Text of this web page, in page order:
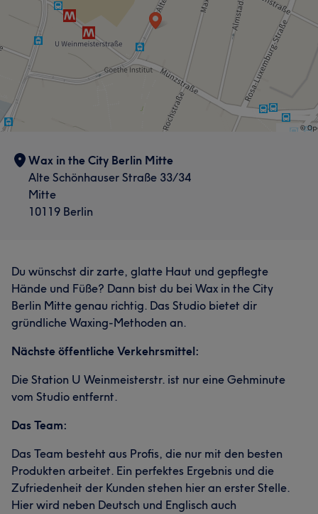
Wax in the City Berlin Mitte
Alte Schönhauser Straße 33/34
Mitte
10119 Berlin
Du wünschst dir zarte, glatte Haut und gepflegte
Hände und Füße? Dann bist du bei Wax in the City
Berlin Mitte genau richtig. Das Studio bietet dir
gründliche Waxing-Methoden an.
Nächste öffentliche Verkehrsmittel:
Die Station U Weinmeisterstr. ist nur eine Gehminute
vom Studio entfernt.
Das Team:
Das Team besteht aus Profis, die nur mit den besten
Produkten arbeitet. Ein perfektes Ergebnis und die
Zufriedenheit der Kunden stehen hier an erster Stelle.
Hier wird neben Deutsch und Englisch auch